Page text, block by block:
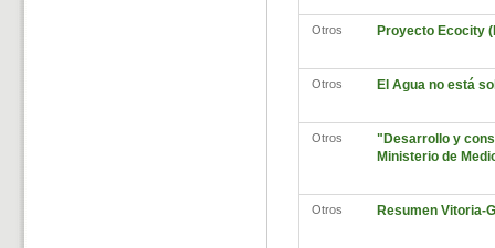
Otros Proyecto Ecocity
Otros El Agua no está
Otros
"Desarrollo y
Ministerio de
Otros Resumen Vitoria-